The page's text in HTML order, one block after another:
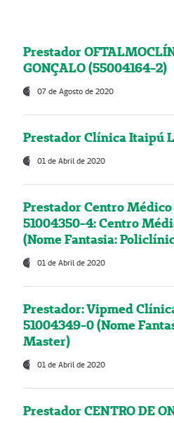
Prestador
GONÇALO (55004164-2)
07 de Agosto de 2020
Prestador Clínica Itaipú
01 de Abril de 2020
Prestador Centro
51004350-4: Centro
(Nome Fantasia:
01 de Abril de 2020
Prestador: Vipmed
51004349-0 (Nome
Master)
01 de Abril de 2020
Prestador CENTRO DE